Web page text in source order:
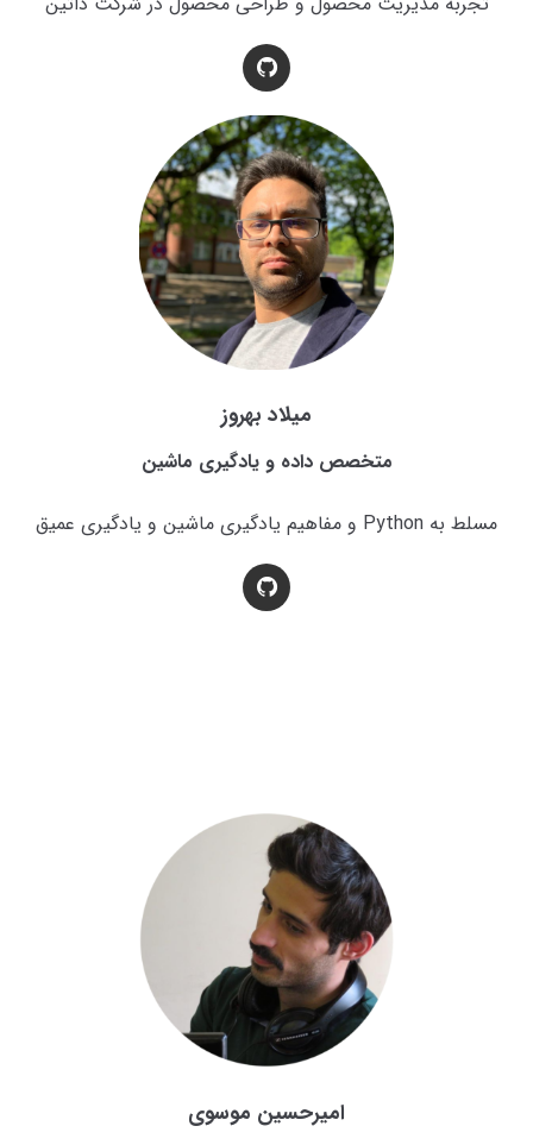
میلاد بهروز
متخصص داده و یادگیری ماشین
مسلط به Python و مفاهیم یادگیری ماشین و یادگیری عمیق
امیرحسین موسوی